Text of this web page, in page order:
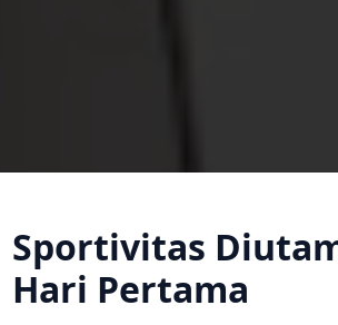
Sportivitas
Hari Pertama